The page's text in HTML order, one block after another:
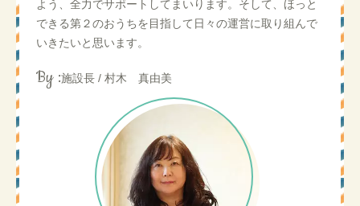
よう、全力でサポートしてまいります。そして、ほっと
できる第２のおうちを目指して日々の運営に取り組んで
いきたいと思います。
By :施設長 / 村木 真由美